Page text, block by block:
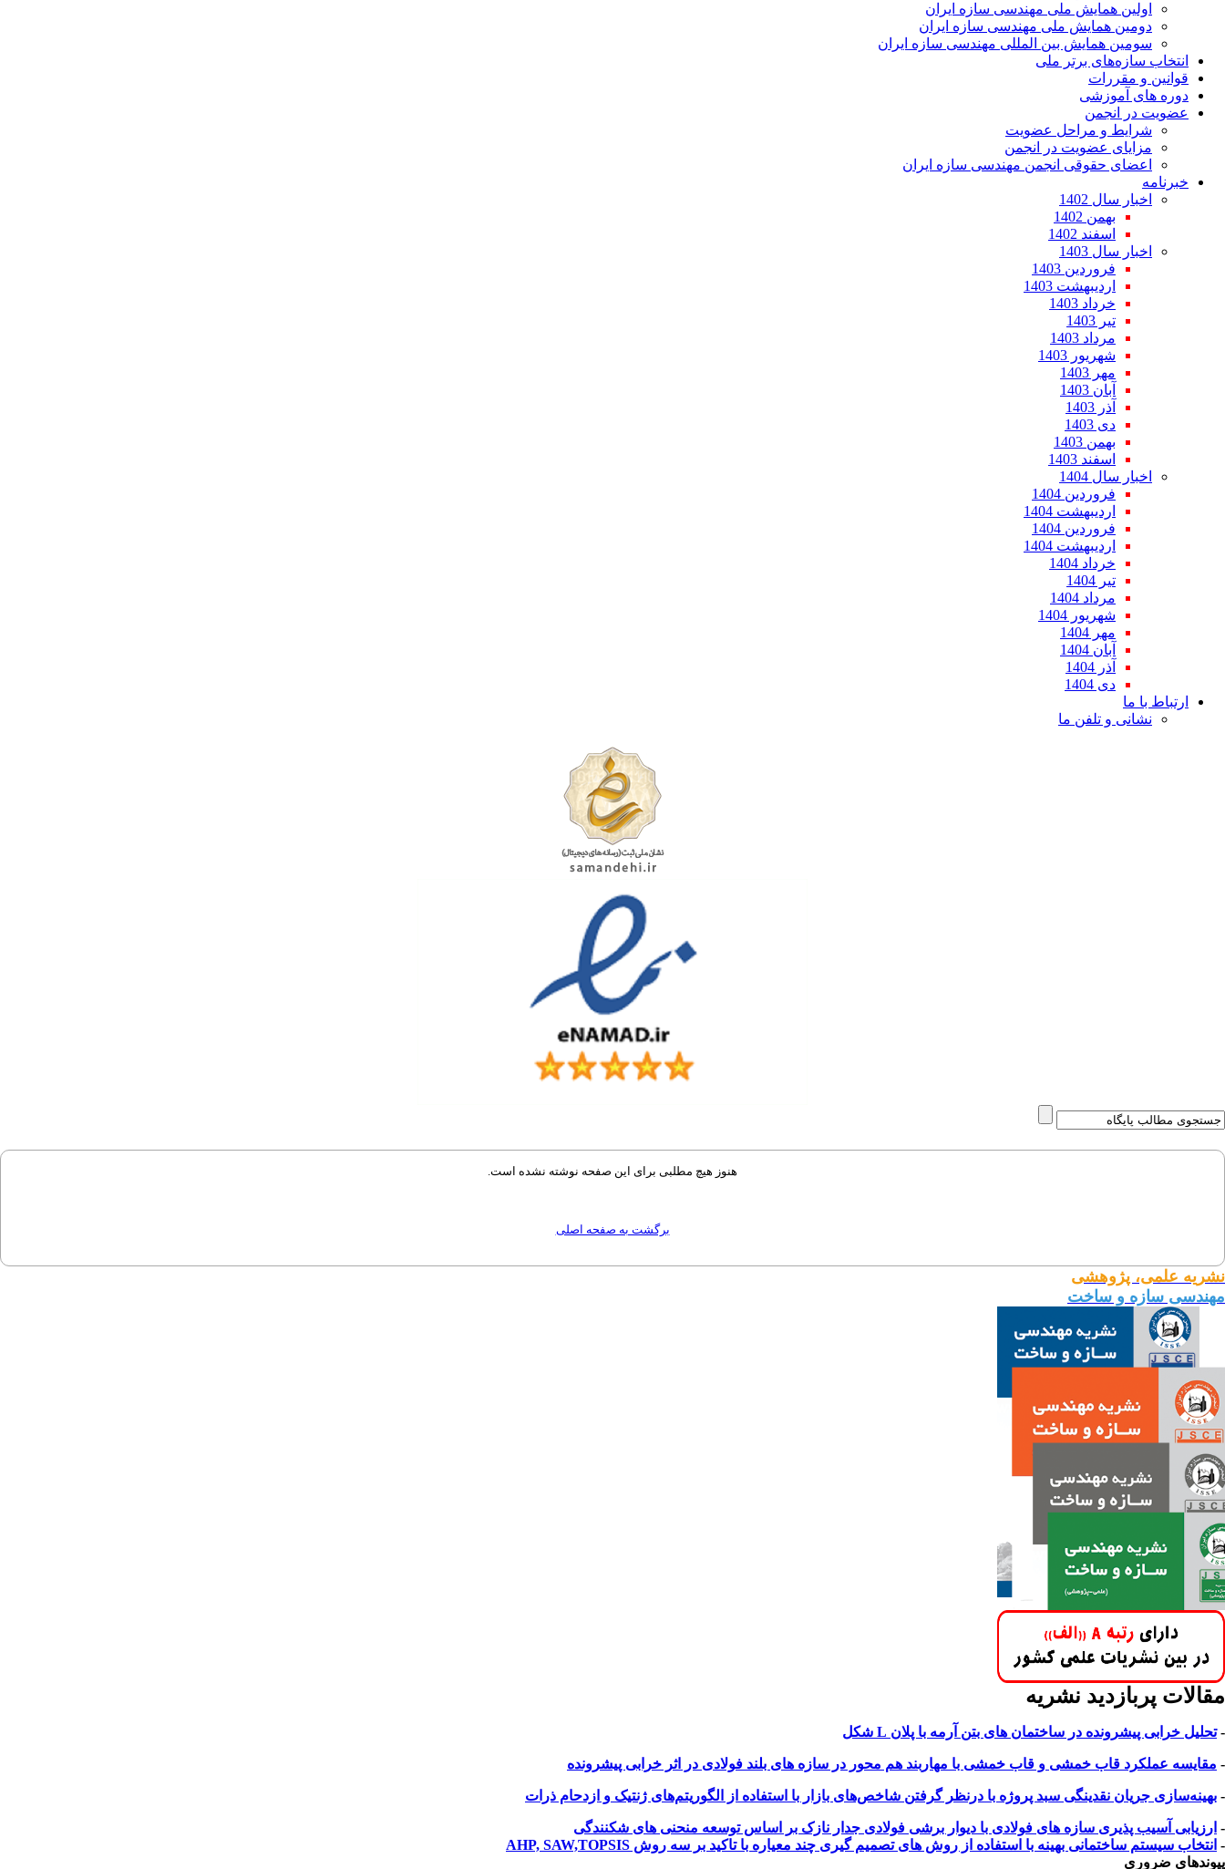
اولین همایش ملی مهندسی سازه ایران
دومین همایش ملی مهندسی سازه ایران
سومین همایش بین المللی مهندسی سازه ایران
انتخاب سازه‌های برتر ملی
قوانین و مقررات
دوره های آموزشی
عضویت در انجمن
شرایط و مراحل عضویت
مزایای عضویت در انجمن
اعضای حقوقی انجمن مهندسی سازه ایران
خبرنامه
اخبار سال 1402
بهمن 1402
اسفند 1402
اخبار سال 1403
فروردین 1403
اردیبهشت 1403
خرداد 1403
تیر 1403
مرداد 1403
شهریور 1403
مهر 1403
آبان 1403
آذر 1403
دی 1403
بهمن 1403
اسفند 1403
اخبار سال 1404
فروردین 1404
اردیبهشت 1404
فروردین 1404
اردیبهشت 1404
خرداد 1404
تیر 1404
مرداد 1404
شهریور 1404
مهر 1404
آبان 1404
آذر 1404
دی 1404
ارتباط با ما
نشانی و تلفن ما
هنوز هیچ مطلبی برای این صفحه نوشته نشده است.
برگشت به صفحه اصلی
نشریه علمی، پژوهشی
مهندسی سازه و ساخت
مقالات پربازدید نشریه
-تحلیل خرابی پیشرونده در ساختمان های بتن آرمه با پلان L شکل
- مقایسه عملکرد قاب خمشی و قاب خمشی با مهاربند هم محور در سازه های بلند فولادی در اثر خرابی پیشرونده
- بهینه‌سازی جریان نقدینگی سبد پروژه با درنظر گرفتن شاخص‌های بازار با استفاده از الگوریتم‌های ژنتیک و ازدحام ذرات
- ارزیابی آسیب پذیری سازه های فولادی با دیوار برشی فولادی جدار نازک بر اساس توسعه منحنی های شکنندگی
- انتخاب سیستم ساختمانی بهینه با استفاده از روش های تصمیم گیری چند معیاره با تاکید بر سه روش AHP, SAW,TOPSIS
پیوندهای ضروری